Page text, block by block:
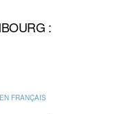
:
FRANÇAIS